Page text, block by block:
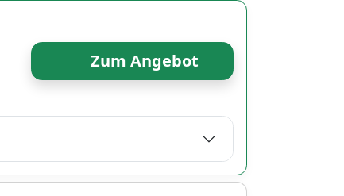
Zum Angebot